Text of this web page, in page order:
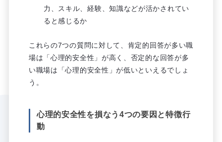
力、スキル、経験、知識などが活かされてい
ると感じるか
これらの7つの質問に対して、肯定的回答が多い職
場は「心理的安全性」が高く、否定的な回答が多
い職場は「心理的安全性」が低いといえるでしょ
う。
心理的安全性を損なう4つの要因と特徴行
動